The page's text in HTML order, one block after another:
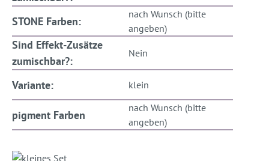
STONE Farben:
nach Wunsch (bitte
angeben)
Sind Effekt-Zusätze
zumischbar?:
Nein
Variante: klein
pigment Farben
nach Wunsch (bitte
angeben)